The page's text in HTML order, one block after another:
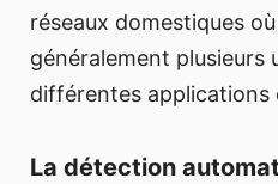
réseaux domestiques
généralement plusieurs
différentes applications
La détection